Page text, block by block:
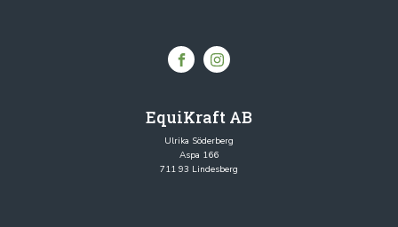
EquiKraft AB
Ulrika Söderberg
Aspa 166
711 93 Lindesberg